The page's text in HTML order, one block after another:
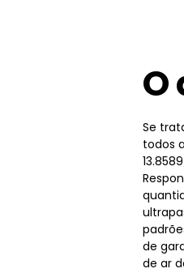
O
Se
todos
de
de ar